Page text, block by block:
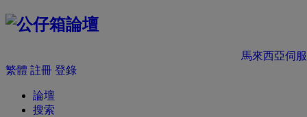
馬來西亞伺
繁體 註冊 登錄
論壇
搜索